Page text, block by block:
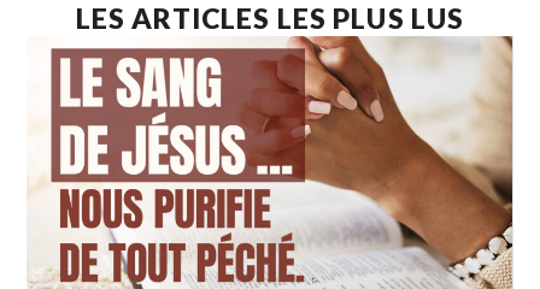
LES ARTICLES LES PLUS LUS